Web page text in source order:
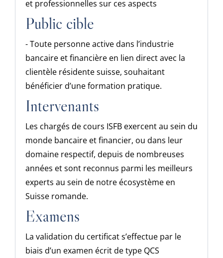
et professionnelles sur ces aspects
Public cible
- Toute personne active dans l’industrie
bancaire et financière en lien direct avec la
clientèle résidente suisse, souhaitant
bénéficier d’une formation pratique.
Intervenants
Les chargés de cours ISFB exercent au sein du
monde bancaire et financier, ou dans leur
domaine respectif, depuis de nombreuses
années et sont reconnus parmi les meilleurs
experts au sein de notre écosystème en
Suisse romande.
Examens
La validation du certificat s’effectue par le
biais d’un examen écrit de type QCS